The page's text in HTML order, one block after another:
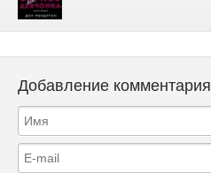
Добавление комментария